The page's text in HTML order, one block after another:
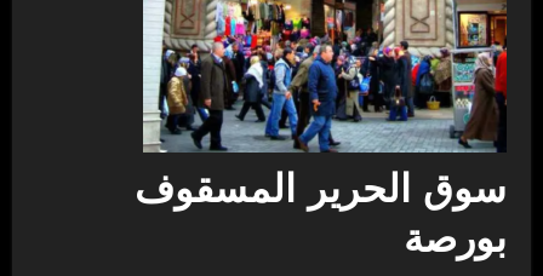
سوق الحرير المسقوف
بورصة